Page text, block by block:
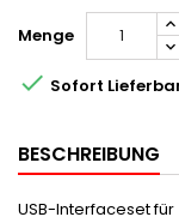
Menge
 Sofort
BESCHREIBUNG
USB-Interfaceset